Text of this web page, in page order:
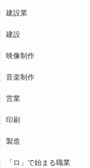
建設業
建設
映像制作
音楽制作
営業
印刷
製造
「ロ」で始まる職業